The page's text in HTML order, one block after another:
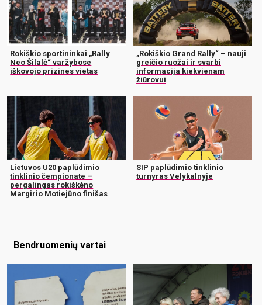
Rokiškio sportininkai „Rally
Neo Šilalė“ varžybose
iškovojo prizines vietas
„Rokiškio Grand Rally“ – nauji
greičio ruožai ir svarbi
informacija kiekvienam
žiūrovui
Lietuvos U20 paplūdimio
tinklinio čempionate –
pergalingas rokiškėno
Margirio Motiejūno finišas
SIP paplūdimio tinklinio
turnyras Velykalnyje
Bendruomenių vartai